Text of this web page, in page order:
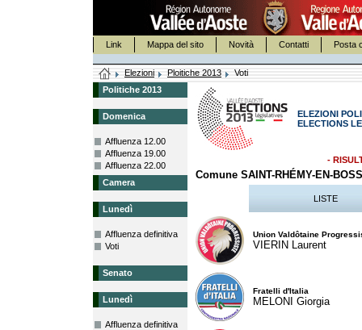
Link Mappa del sito Novità Contatti Posta
Elezioni Ploitiche 2013
Voti
Politiche 2013
Domenica
Affluenza 12.00
Affluenza 19.00
Affluenza 22.00
Camera
Lunedì
Affluenza definitiva
Voti
Senato
Lunedì
Affluenza definitiva
ELEZIONI
ELECTIONS
-
Comune SAINT-RHÉMY-EN-
LISTE
Union Valdôtaine
VIERIN Laurent
Fratelli d'Italia
MELONI Giorgia